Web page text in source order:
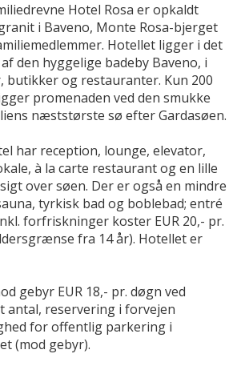
Hotel Rosa er opkaldt
i Baveno, Monte Rosa-bjerget
Hotellet ligger i det
den hyggelige badeby Baveno, i
butikker og restauranter. Kun 200
promenaden ved den smukke
næststørste sø efter Gardasøen.
har reception, lounge, elevator,
à la carte restaurant og en lille
over søen. Der er også en mindre
tyrkisk bad og boblebad; entré
forfriskninger koster EUR 20,- pr.
fra 14 år). Hotellet er
gebyr EUR 18,- pr. døgn ved
reservering i forvejen
for offentlig parkering i
(mod gebyr).